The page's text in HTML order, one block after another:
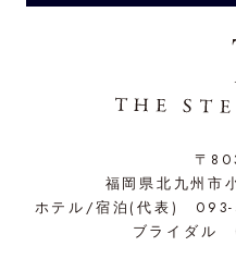
〒
福岡県北九州市
ホテル/宿泊(代表)
ブライダル